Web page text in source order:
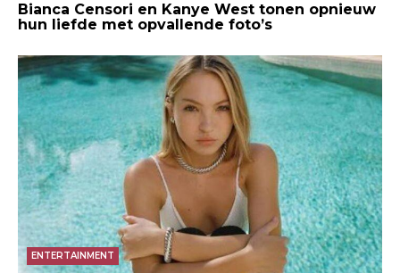
Bianca Censori en Kanye West tonen opnieuw
hun liefde met opvallende foto’s
ENTERTAINMENT